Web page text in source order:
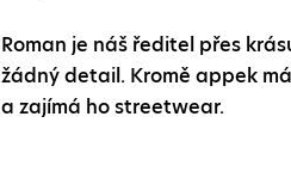
Roman je náš ředitel přes
žádný detail. Kromě appek
a zajímá ho streetwear.